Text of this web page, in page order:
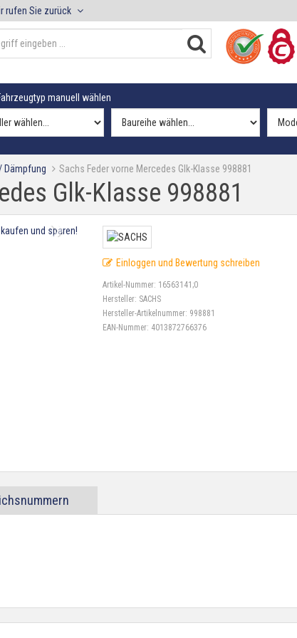
rufen Sie zurück
manuell wählen
Dämpfung Sachs Feder vorne Mercedes Glk-Klasse 998881
Glk-Klasse 998881
Einloggen und Bewertung schreiben
Artikel-Nummer: 16563141;0
Hersteller: SACHS
Hersteller-Artikelnummer: 998881
EAN-Nummer: 4013872766376